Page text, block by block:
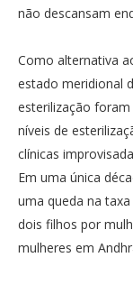
não descansam
Como alternativa
estado meridional
esterilização
níveis de
clínicas
Em uma única
uma queda na
dois filhos por
mulheres em